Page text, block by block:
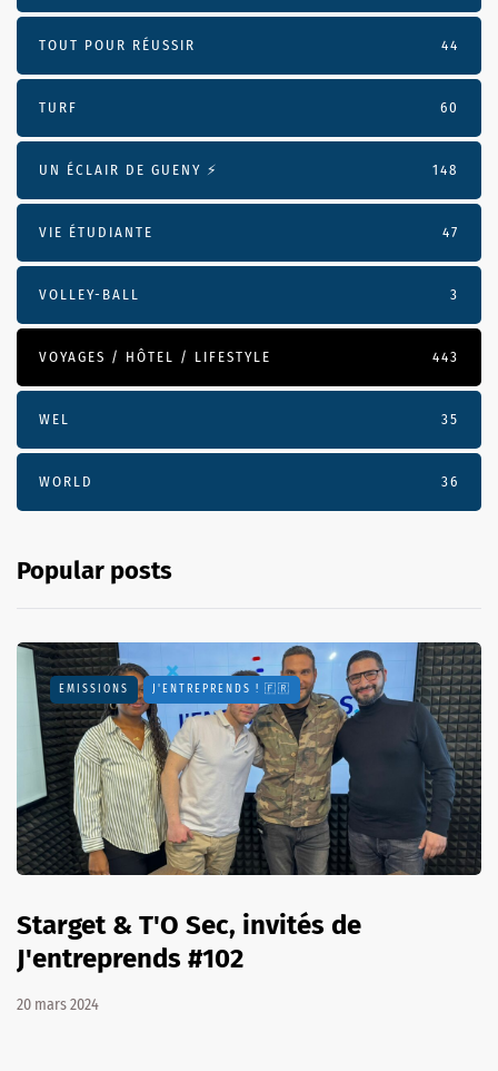
TOUT POUR RÉUSSIR 44
TURF 60
UN ÉCLAIR DE GUENY ⚡️ 148
VIE ÉTUDIANTE 47
VOLLEY-BALL 3
VOYAGES / HÔTEL / LIFESTYLE 443
WEL 35
WORLD 36
Popular posts
EMISSIONS J'ENTREPRENDS ! 🇫🇷
Starget & T'O Sec, invités de
J'entreprends #102
20 mars 2024